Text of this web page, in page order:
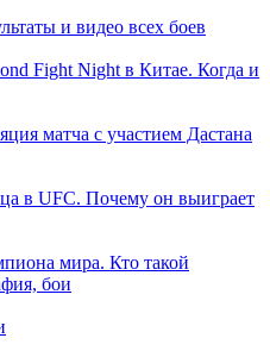
и видео всех боев
Fight Night в Китае. Когда и
матча с участием Дастана
в UFC. Почему он выиграет
мира. Кто такой
бои